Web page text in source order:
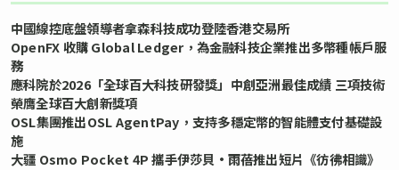
中國線控底盤領導者拿森科技成功登陸香港交易所
OpenFX 收購 Global Ledger，為金融科技企業推出多幣種帳戶服
務
應科院於2026「全球百大科技研發獎」中創亞洲最佳成績 三項技術
榮膺全球百大創新獎項
OSL集團推出OSL AgentPay，支持多穩定幣的智能體支付基礎設
施
大疆 Osmo Pocket 4P 攜手伊莎貝•雨蓓推出短片《彷彿相識》